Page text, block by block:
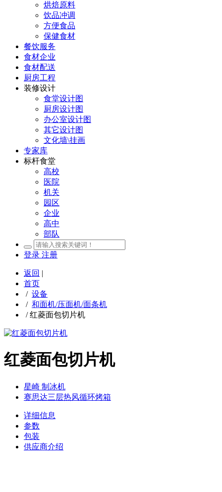
烘焙原料
饮品冲调
方便食品
保健食材
餐饮服务
食材企业
食材配送
厨房工程
装修设计
食堂设计图
厨房设计图
办公室设计图
其它设计图
文化墙\挂画
专家库
标杆食堂
高校
医院
机关
园区
企业
高中
部队
登录 注册
返回 |
首页
/ 设备
/ 和面机/压面机/面条机
/红菱面包切片机
红菱面包切片机
星崎 制冰机
赛思达三层热风循环烤箱
详细信息
参数
包装
供应商介绍